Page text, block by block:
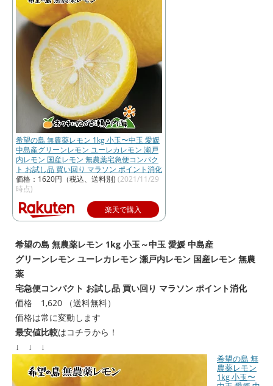
希望の島 無農薬レモン 1kg 小玉〜中玉 愛媛
中島産グリーンレモン ユーレカレモン 瀬戸
内レモン 国産レモン 無農薬宅急便コンパク
ト お試し品 買い回り マラソン ポイント消化
価格：1620円（税込、送料別) (2021/11/29
時点)
楽天で購入
希望の島 無農薬レモン 1kg 小玉～中玉 愛媛 中島産
グリーンレモン ユーレカレモン 瀬戸内レモン 国産レモン 無農
薬
宅急便コンパクト お試し品 買い回り マラソン ポイント消化
価格 1,620 （送料無料）
価格は常に変動します
最安値比較はコチラから！
↓ ↓ ↓
希望の島 無
農薬レモン
1kg 小玉〜